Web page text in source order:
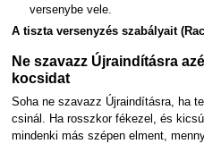
versenybe vele.
A tiszta versenyzés szabályait
Ne szavazz Újraindításra
kocsidat
Soha ne szavazz Újraindításra, ha
csinál. Ha rosszkor fékezel, és
mindenki más szépen elment,